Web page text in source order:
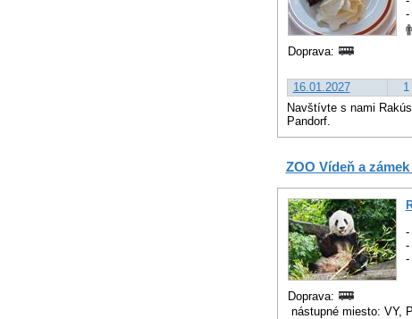
-
Doprava:
16.01.2027 1
Navštívte s nami
Pandorf.
ZOO Vídeň a
-
-
-
Doprava:
nástupné miesto: VY,